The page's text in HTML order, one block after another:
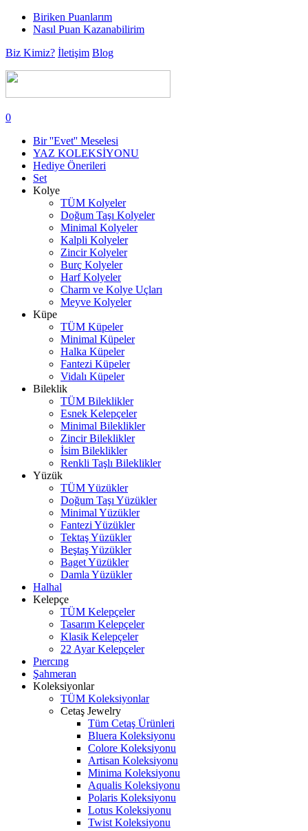
Biriken Puanlarım
Nasıl Puan Kazanabilirim
Biz Kimiz? İletişim Blog
0
Bir ''Evet'' Meselesi
YAZ KOLEKSİYONU
Hediye Önerileri
Set
Kolye
TÜM Kolyeler
Doğum Taşı Kolyeler
Minimal Kolyeler
Kalpli Kolyeler
Zincir Kolyeler
Burç Kolyeler
Harf Kolyeler
Charm ve Kolye Uçları
Meyve Kolyeler
Küpe
TÜM Küpeler
Minimal Küpeler
Halka Küpeler
Fantezi Küpeler
Vidalı Küpeler
Bileklik
TÜM Bileklikler
Esnek Kelepçeler
Minimal Bileklikler
Zincir Bileklikler
İsim Bileklikler
Renkli Taşlı Bileklikler
Yüzük
TÜM Yüzükler
Doğum Taşı Yüzükler
Minimal Yüzükler
Fantezi Yüzükler
Tektaş Yüzükler
Beştaş Yüzükler
Baget Yüzükler
Damla Yüzükler
Halhal
Kelepçe
TÜM Kelepçeler
Tasarım Kelepçeler
Klasik Kelepçeler
22 Ayar Kelepçeler
Pıercıng
Şahmeran
Koleksiyonlar
TÜM Koleksiyonlar
Cetaş Jewelry
Tüm Cetaş Ürünleri
Bluera Koleksiyonu
Colore Koleksiyonu
Artisan Koleksiyonu
Minima Koleksiyonu
Aqualis Koleksiyonu
Polaris Koleksiyonu
Lotus Koleksiyonu
Twist Koleksiyonu